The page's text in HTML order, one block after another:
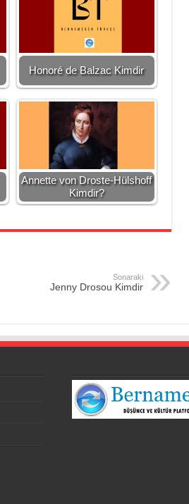
Honoré de Balzac Kimdir
Annette von Droste-Hülshoff
Kimdir?
Sonaraki
Jenny Drosou Kimdir